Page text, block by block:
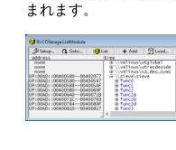
まれます。